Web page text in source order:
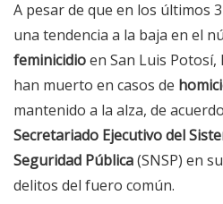
A pesar de que en los últimos
una tendencia a la baja en el
feminicidioen San Luis
han muerto en casos de
mantenido a la alza, de
Secretariado Ejecutivo del
Seguridad Pública(SNSP) en
delitos del fuero común.